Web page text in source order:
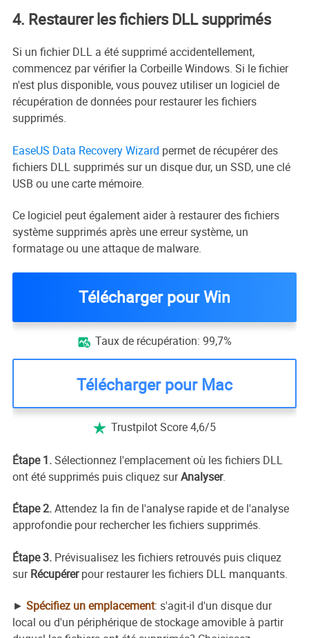
4. Restaurer les fichiers DLL supprimés
Si un fichier DLL a été supprimé accidentellement,
commencez par vérifier la Corbeille Windows. Si le fichier
n'est plus disponible, vous pouvez utiliser un logiciel de
récupération de données pour restaurer les fichiers
supprimés.
EaseUS Data Recovery Wizard permet de récupérer des
fichiers DLL supprimés sur un disque dur, un SSD, une clé
USB ou une carte mémoire.
Ce logiciel peut également aider à restaurer des fichiers
système supprimés après une erreur système, un
formatage ou une attaque de malware.
Télécharger pour Win
 Taux de récupération: 99,7%
Télécharger pour Mac
 Trustpilot Score 4,6/5
Étape 1.Sélectionnez l'emplacement où les fichiers DLL
ont été supprimés puis cliquez surAnalyser.
Étape 2.Attendez la fin de l'analyse rapide et de l'analyse
approfondie pour rechercher les fichiers supprimés.
Étape 3.Prévisualisez les fichiers retrouvés puis cliquez
surRécupérerpour restaurer les fichiers DLL manquants.
► Spécifiez un emplacement: s'agit-il d'un disque dur
local ou d'un périphérique de stockage amovible à partir